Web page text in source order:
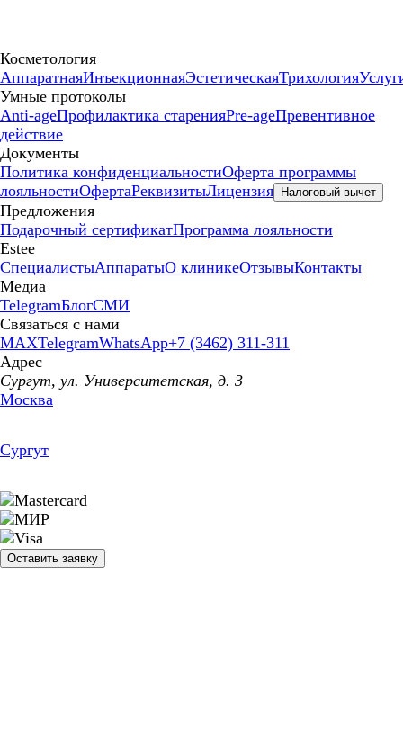
Косметология
АппаратнаяИнъекционнаяЭстетическаяТрихология
Умные протоколы
Anti-ageПрофилактика старенияPre-ageПревентивное
действие
Документы
Политика конфиденциальностиОферта программы
лояльностиОфертаРеквизитыЛицензия Налоговый вычет
Предложения
Подарочный сертификатПрограмма лояльности
Estee
СпециалистыАппаратыО клиникеОтзывыКонтакты
Медиа
TelegramБлогСМИ
Связаться с нами
MAXTelegramWhatsApp+7 (3462) 311-311
Адрес
Сургут, ул. Университетская, д. 3
Москва
Сургут
Оставить заявку